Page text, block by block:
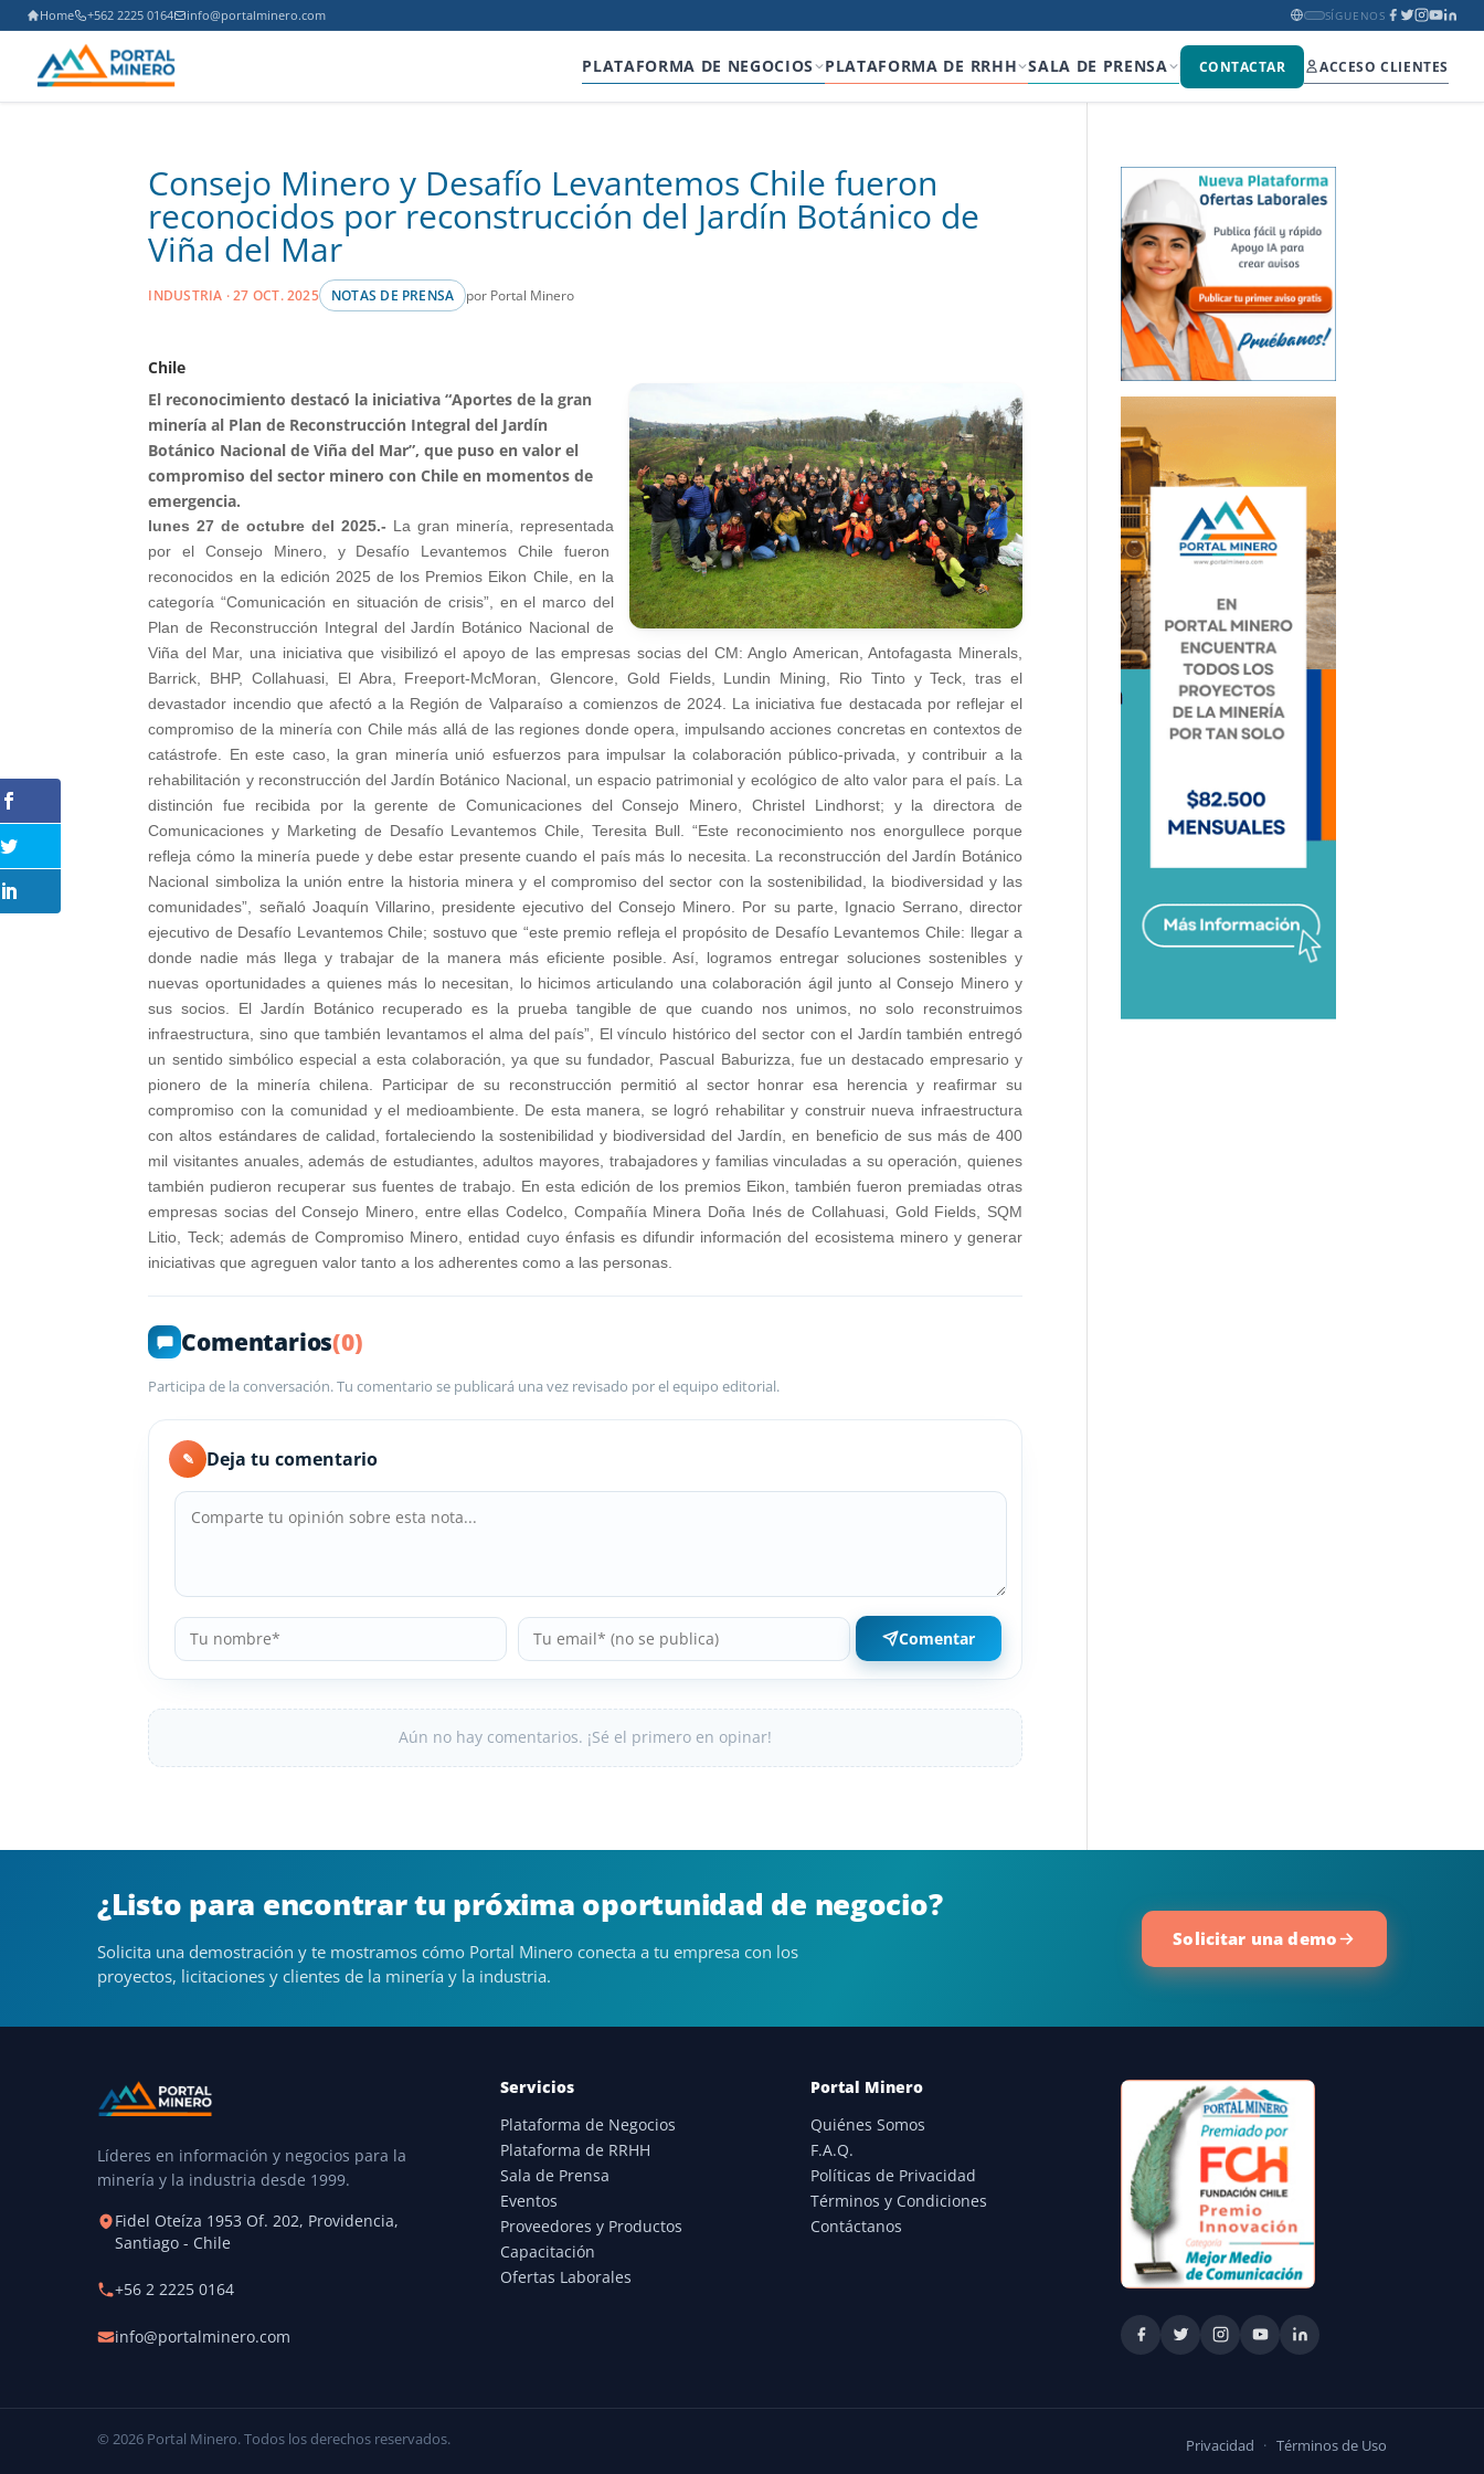
Home +562 2225 0164 info@portalminero.com SÍGUENOS
PLATAFORMA DE NEGOCIOS PLATAFORMA DE RRHH SALA DE PRENSA CONTACTAR ACCESO CLIENTES
Consejo Minero y Desafío Levantemos Chile fueron
reconocidos por reconstrucción del Jardín Botánico de
Viña del Mar
INDUSTRIA · 27 OCT. 2025 NOTAS DE PRENSA por Portal Minero
Chile
El reconocimiento destacó la iniciativa “Aportes de la gran
minería al Plan de Reconstrucción Integral del Jardín
Botánico Nacional de Viña del Mar”, que puso en valor el
compromiso del sector minero con Chile en momentos de
emergencia.
lunes 27 de octubre del 2025.- La gran minería, representada
por el Consejo Minero, y Desafío Levantemos Chile fueron
reconocidos en la edición 2025 de los Premios Eikon Chile, en la
categoría “Comunicación en situación de crisis”, en el marco del
Plan de Reconstrucción Integral del Jardín Botánico Nacional de
Viña del Mar, una iniciativa que visibilizó el apoyo de las empresas socias del CM: Anglo American, Antofagasta Minerals,
Barrick, BHP, Collahuasi, El Abra, Freeport-McMoran, Glencore, Gold Fields, Lundin Mining, Rio Tinto y Teck, tras el
devastador incendio que afectó a la Región de Valparaíso a comienzos de 2024. La iniciativa fue destacada por reflejar el
compromiso de la minería con Chile más allá de las regiones donde opera, impulsando acciones concretas en contextos de
catástrofe. En este caso, la gran minería unió esfuerzos para impulsar la colaboración público-privada, y contribuir a la
rehabilitación y reconstrucción del Jardín Botánico Nacional, un espacio patrimonial y ecológico de alto valor para el país. La
distinción fue recibida por la gerente de Comunicaciones del Consejo Minero, Christel Lindhorst; y la directora de
Comunicaciones y Marketing de Desafío Levantemos Chile, Teresita Bull. “Este reconocimiento nos enorgullece porque
refleja cómo la minería puede y debe estar presente cuando el país más lo necesita. La reconstrucción del Jardín Botánico
Nacional simboliza la unión entre la historia minera y el compromiso del sector con la sostenibilidad, la biodiversidad y las
comunidades”, señaló Joaquín Villarino, presidente ejecutivo del Consejo Minero. Por su parte, Ignacio Serrano, director
ejecutivo de Desafío Levantemos Chile; sostuvo que “este premio refleja el propósito de Desafío Levantemos Chile: llegar a
donde nadie más llega y trabajar de la manera más eficiente posible. Así, logramos entregar soluciones sostenibles y
nuevas oportunidades a quienes más lo necesitan, lo hicimos articulando una colaboración ágil junto al Consejo Minero y
sus socios. El Jardín Botánico recuperado es la prueba tangible de que cuando nos unimos, no solo reconstruimos
infraestructura, sino que también levantamos el alma del país”, El vínculo histórico del sector con el Jardín también entregó
un sentido simbólico especial a esta colaboración, ya que su fundador, Pascual Baburizza, fue un destacado empresario y
pionero de la minería chilena. Participar de su reconstrucción permitió al sector honrar esa herencia y reafirmar su
compromiso con la comunidad y el medioambiente. De esta manera, se logró rehabilitar y construir nueva infraestructura
con altos estándares de calidad, fortaleciendo la sostenibilidad y biodiversidad del Jardín, en beneficio de sus más de 400
mil visitantes anuales, además de estudiantes, adultos mayores, trabajadores y familias vinculadas a su operación, quienes
también pudieron recuperar sus fuentes de trabajo. En esta edición de los premios Eikon, también fueron premiadas otras
empresas socias del Consejo Minero, entre ellas Codelco, Compañía Minera Doña Inés de Collahuasi, Gold Fields, SQM
Litio, Teck; además de Compromiso Minero, entidad cuyo énfasis es difundir información del ecosistema minero y generar
iniciativas que agreguen valor tanto a los adherentes como a las personas.
Comentarios(0)
Participa de la conversación. Tu comentario se publicará una vez revisado por el equipo editorial.
✎ Deja tu comentario
Comentar
Aún no hay comentarios. ¡Sé el primero en opinar!
¿Listo para encontrar tu próxima oportunidad de negocio?
Solicita una demostración y te mostramos cómo Portal Minero conecta a tu empresa con los
proyectos, licitaciones y clientes de la minería y la industria.
Solicitar una demo
Líderes en información y negocios para la
minería y la industria desde 1999.
Fidel Oteíza 1953 Of. 202, Providencia,
Santiago - Chile
+56 2 2225 0164
info@portalminero.com
Servicios
Plataforma de Negocios
Plataforma de RRHH
Sala de Prensa
Eventos
Proveedores y Productos
Capacitación
Ofertas Laborales
Portal Minero
Quiénes Somos
F.A.Q.
Políticas de Privacidad
Términos y Condiciones
Contáctanos
© 2026 Portal Minero. Todos los derechos reservados. Privacidad · Términos de Uso